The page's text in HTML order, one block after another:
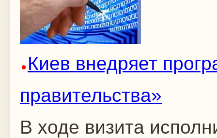
Киев внедряет
правительства»
В ходе визита